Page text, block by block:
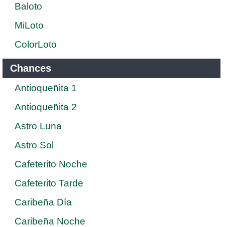
Baloto
MiLoto
ColorLoto
Chances
Antioqueñita 1
Antioqueñita 2
Astro Luna
Astro Sol
Cafeterito Noche
Cafeterito Tarde
Caribeña Día
Caribeña Noche